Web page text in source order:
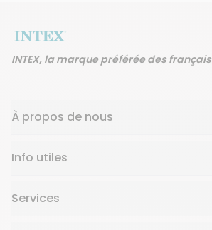
INTEX, la marque préférée des français
À propos de nous
Info utiles
Services